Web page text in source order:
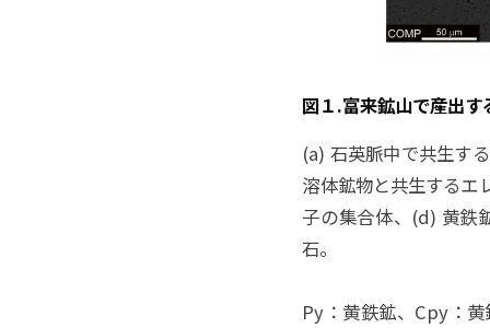
図１.富来鉱山で産出
(a) 石英脈中で共生す
溶体鉱物と共生するエ
子の集合体、(d) 黄鉄
石。
Py：黄鉄鉱、Cpy：